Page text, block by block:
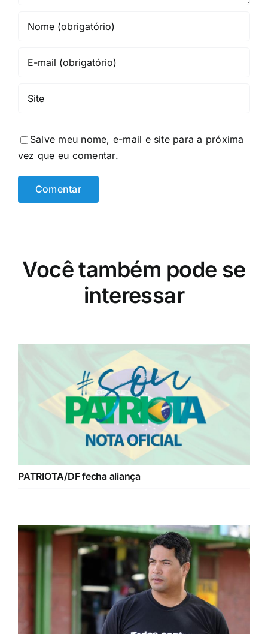
Salve meu nome, e-mail e site para a próxima
vez que eu comentar.
Você também pode se
interessar
PATRIOTA/DF fecha aliança